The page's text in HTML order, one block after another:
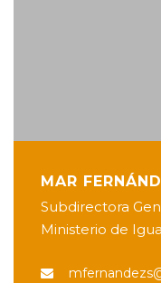
MAR
Subdirectora
Ministerio de